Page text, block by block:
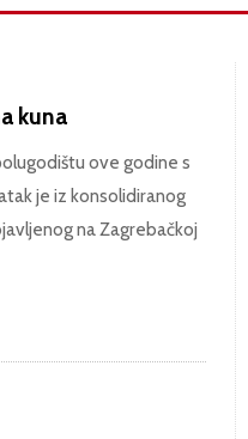
kuna
ove godine s
je iz konsolidiranog
na Zagrebačkoj